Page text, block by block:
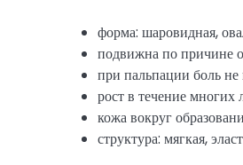
форма: шаровидная,
подвижна по причине
при пальпации боль не
рост в течение многих
кожа вокруг
структура: мягкая,